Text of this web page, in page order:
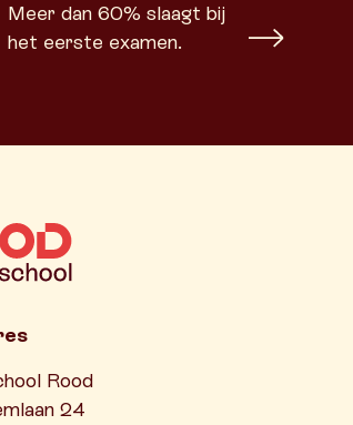
Meer dan 60% slaagt bij
het eerste examen.
Rood
24